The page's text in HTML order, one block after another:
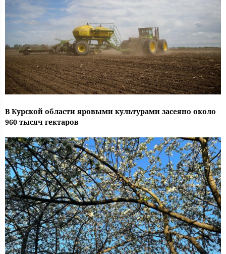
В Курской области яровыми культурами засеяно около
960 тысяч гектаров